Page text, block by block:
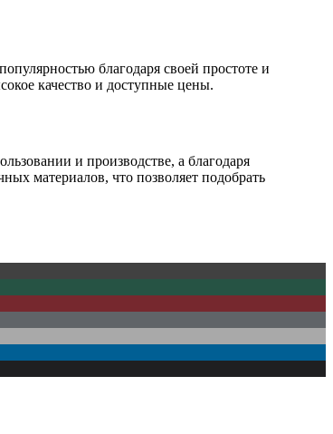
благодаря своей простоте и
качество и доступные цены.
и производстве, а благодаря
материалов, что позволяет подобрать